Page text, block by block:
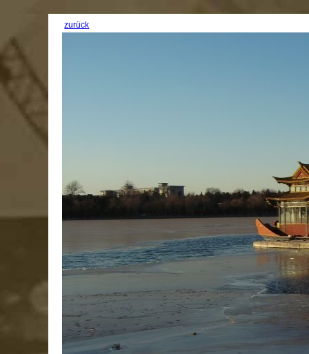
zurück